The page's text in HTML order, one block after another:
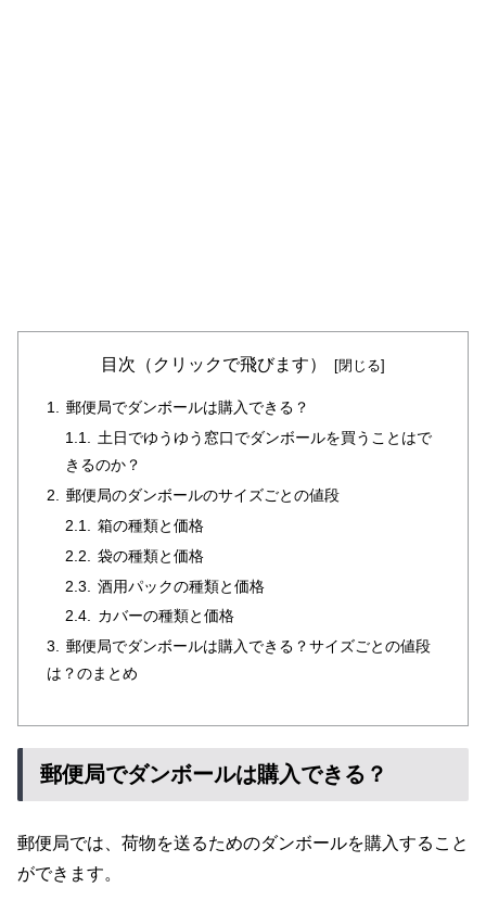
目次（クリックで飛びます）
郵便局でダンボールは購入できる？
土日でゆうゆう窓口でダンボールを買うことはで
きるのか？
郵便局のダンボールのサイズごとの値段
箱の種類と価格
袋の種類と価格
酒用パックの種類と価格
カバーの種類と価格
郵便局でダンボールは購入できる？サイズごとの値段
は？のまとめ
郵便局でダンボールは購入できる？
郵便局では、荷物を送るためのダンボールを購入すること
ができます。